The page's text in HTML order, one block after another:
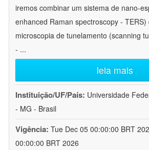
iremos combinar um sistema de nano-
enhanced Raman spectroscopy -
microscopia de tunelamento (scanning
- ...
leia mais
Instituição/UF/País: Universidade
- MG - Brasil
Vigência: Tue Dec 05 00:00:00 BRT
00:00:00 BRT 2026